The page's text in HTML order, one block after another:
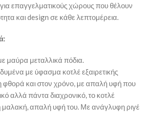
για επαγγελματικούς χώρους που θέλουν
και design σε κάθε λεπτομέρεια.
μεταλλικά πόδια.
με ύφασμα κοτλέ εξαιρετικής
φθορά και στον χρόνο, με απαλή υφή που
αλλά πάντα διαχρονικό, το κοτλέ
μαλακή, απαλή υφή του. Με ανάγλυφη ριγέ